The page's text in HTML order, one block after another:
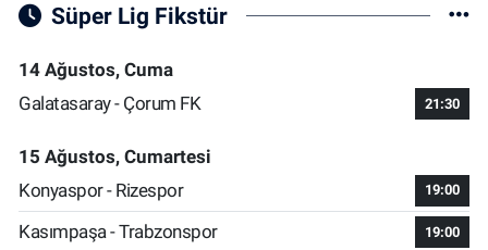
Süper Lig Fikstür
14 Ağustos, Cuma
Galatasaray - Çorum FK
21:30
15 Ağustos, Cumartesi
Konyaspor - Rizespor
19:00
Kasımpaşa - Trabzonspor 19:00